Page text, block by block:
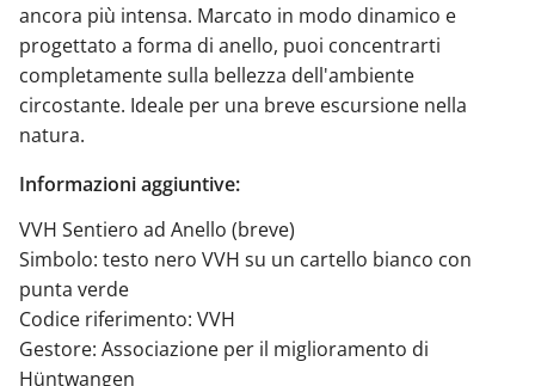
ancora più intensa. Marcato in modo dinamico e
progettato a forma di anello, puoi concentrarti
completamente sulla bellezza dell'ambiente
circostante. Ideale per una breve escursione nella
natura.
Informazioni aggiuntive:
VVH Sentiero ad Anello (breve)
Simbolo: testo nero VVH su un cartello bianco con
punta verde
Codice riferimento: VVH
Gestore: Associazione per il miglioramento di
Hüntwangen